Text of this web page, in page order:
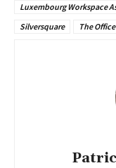
Luxembourg Workspace
Silversquare
The Office